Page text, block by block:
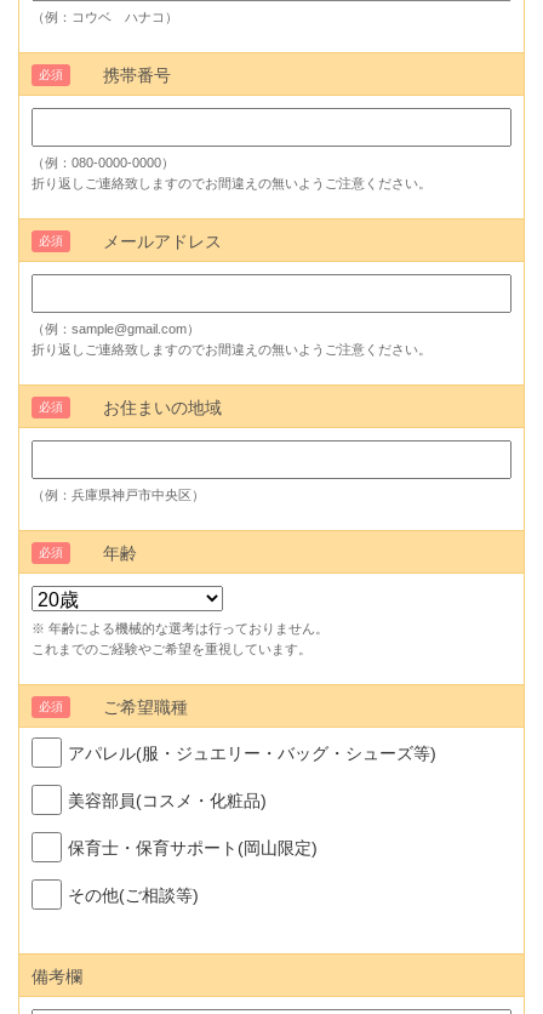
（例：コウベ ハナコ）
携帯番号
必須
（例：080-0000-0000）
折り返しご連絡致しますのでお間違えの無いようご注意ください。
メールアドレス
必須
（例：sample@gmail.com）
折り返しご連絡致しますのでお間違えの無いようご注意ください。
お住まいの地域
必須
（例：兵庫県神戸市中央区）
年齢
必須
※ 年齢による機械的な選考は行っておりません。
これまでのご経験やご希望を重視しています。
ご希望職種
必須
アパレル(服・ジュエリー・バッグ・シューズ等)
美容部員(コスメ・化粧品)
保育士・保育サポート(岡山限定)
その他(ご相談等)
備考欄